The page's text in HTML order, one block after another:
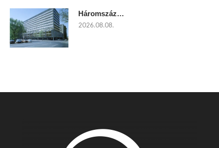
Háromszáz…
2026.08.08.